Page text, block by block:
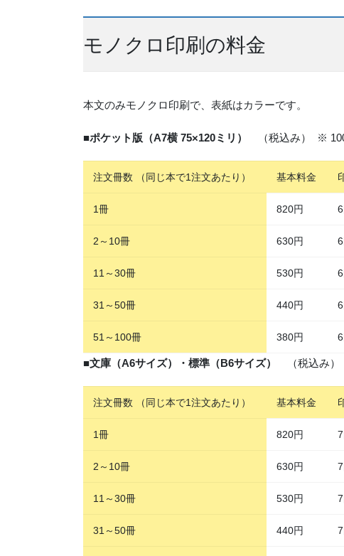
モノクロ印刷の料金
本文のみモノクロ印刷で、表紙はカラーです。
■ポケット版（A7横 75×120ミリ） （税込み） ※ 100
注文冊数 （同じ本で1注文あたり） 基本料金
1冊 820円
2～10冊 630円
11～30冊 530円
31～50冊 440円
51～100冊 380円
■文庫（A6サイズ）・標準（B6サイズ） （税込み）
注文冊数 （同じ本で1注文あたり） 基本料金
1冊 820円
2～10冊 630円
11～30冊 530円
31～50冊 440円